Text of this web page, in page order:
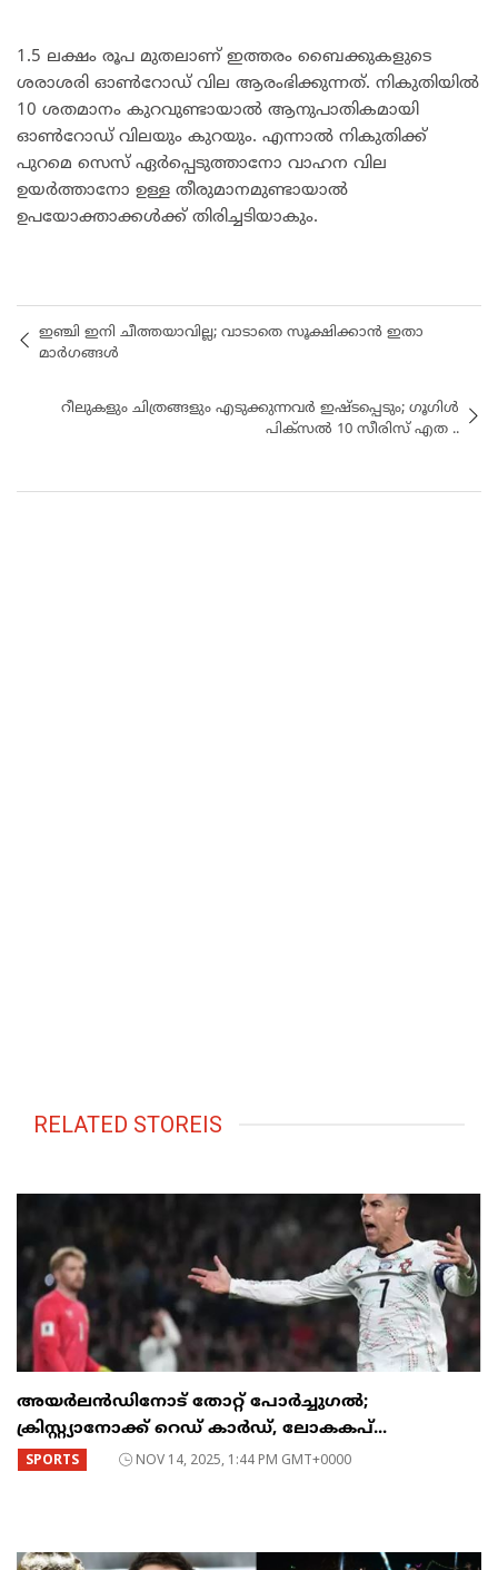
1.5 ലക്ഷം രൂപ മുതലാണ് ഇത്തരം ബൈക്കുകളുടെ
ശരാശരി ഓണ്‍റോഡ് വില ആരംഭിക്കുന്നത്. നികുതിയില്‍
10 ശതമാനം കുറവുണ്ടായാല്‍ ആനുപാതികമായി
ഓണ്‍റോഡ് വിലയും കുറയും. എന്നാല്‍ നികുതിക്ക്
പുറമെ സെസ് ഏര്‍പ്പെടുത്താനോ വാഹന വില
ഉയര്‍ത്താനോ ഉള്ള തീരുമാനമുണ്ടായാല്‍
ഉപയോക്താക്കള്‍ക്ക് തിരിച്ചടിയാകും.
ഇഞ്ചി ഇനി ചീത്തയാവില്ല; വാടാതെ സൂക്ഷിക്കാൻ ഇതാ
മാർഗങ്ങൾ
റീലുകളും ചിത്രങ്ങളും എടുക്കുന്നവർ ഇഷ്ടപ്പെടും; ഗൂഗിള്‍
പിക്‌സല്‍ 10 സീരിസ് എത ..
RELATED STOREIS
അയർലൻഡിനോട് തോറ്റ് പോർച്ചുഗൽ;
ക്രിസ്റ്റ്യാനോക്ക് റെഡ് കാർഡ്, ലോകകപ്...
SPORTS NOV 14, 2025, 1:44 PM GMT+0000